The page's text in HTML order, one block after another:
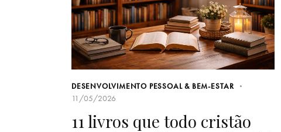
DESENVOLVIMENTO PESSOAL & BEM-ESTAR
11/05/2026
11 livros que todo cristão